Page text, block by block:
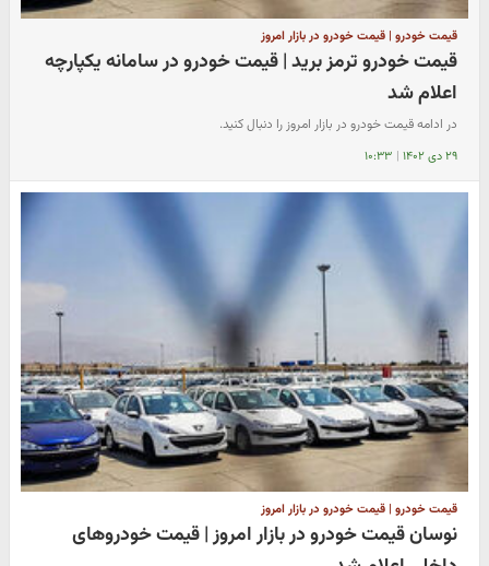
قیمت خودرو | قیمت خودرو در بازار امروز
قیمت خودرو ترمز برید | قیمت خودرو در سامانه یکپارچه
اعلام شد
در ادامه قیمت خودرو در بازار امروز را دنبال کنید.
۲۹ دی ۱۴۰۲ | ۱۰:۳۳
قیمت خودرو | قیمت خودرو در بازار امروز
نوسان قیمت خودرو در بازار امروز | قیمت خودروهای